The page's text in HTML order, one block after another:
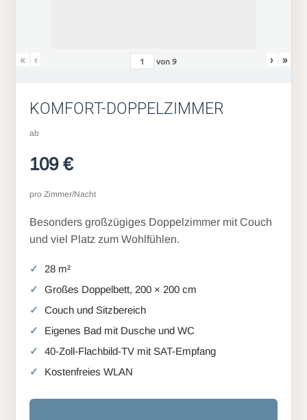
« ‹ von9 › »
KOMFORT-DOPPELZIMMER
ab
109 €
pro Zimmer/Nacht
Besonders großzügiges Doppelzimmer mit Couch
und viel Platz zum Wohlfühlen.
28 m²
Großes Doppelbett, 200 × 200 cm
Couch und Sitzbereich
Eigenes Bad mit Dusche und WC
40-Zoll-Flachbild-TV mit SAT-Empfang
Kostenfreies WLAN